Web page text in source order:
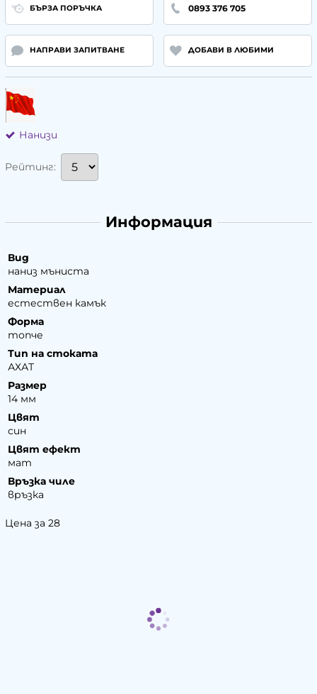
БЪРЗА ПОРЪЧКА 0893 376 705
НАПРАВИ ЗАПИТВАНЕ ДОБАВИ В ЛЮБИМИ
Нанизи
Рейтинг:
Информация
Вид
наниз мъниста
Материал
естествен камък
Форма
топче
Тип на стоката
АХАТ
Размер
14 мм
Цвят
син
Цвят ефект
мат
Връзка чиле
връзка
Цена за 28